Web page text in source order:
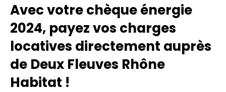
Avec votre chèque énergie
2024, payez vos charges
locatives directement auprès
de Deux Fleuves Rhône
Habitat !